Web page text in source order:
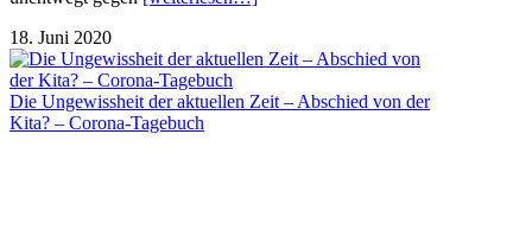
18. Juni 2020
Die Ungewissheit der aktuellen Zeit – Abschied von der
Kita? – Corona-Tagebuch